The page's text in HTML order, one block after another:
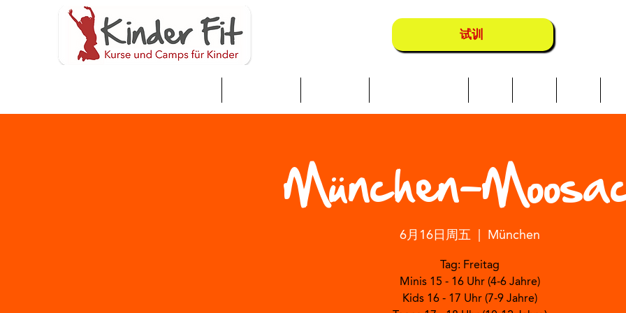
试训
München-
6月16日周五 München
Tag: Freitag
Minis 15 - 16 Uhr (4-6 Jahre)
Kids 16 - 17 Uhr (7-9 Jahre)